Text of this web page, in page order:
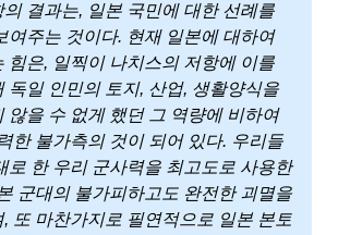
의 결과는, 일본 국민에 대한 선례를
여주는 것이다. 현재 일본에 대하여
힘은, 일찍이 나치스의 저항에 이를
독일 인민의 토지, 산업, 생활양식을
않을 수 없게 했던 그 역량에 비하여
한 불가측의 것이 되어 있다. 우리들
로 한 우리 군사력을 최고도로 사용한
군대의 불가피하고도 완전한 괴멸을
또 마찬가지로 필연적으로 일본 본토